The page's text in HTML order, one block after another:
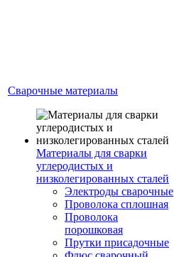
Сварочные материалы
Материалы для сварки
углеродистых и
низколегированных сталей
Электроды сварочные
Проволока сплошная
Проволока
порошковая
Прутки присадочные